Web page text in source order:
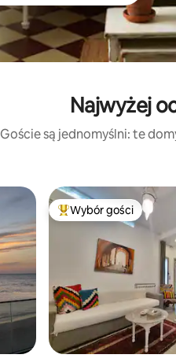
Najwyżej
Goście są jednomyślni: te
Najpopularniejsze z
Wybór gości